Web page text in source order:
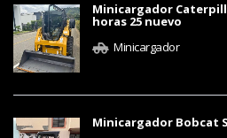
Minicargador
horas 25 nuevo
Minicargador
Minicargador Bobcat